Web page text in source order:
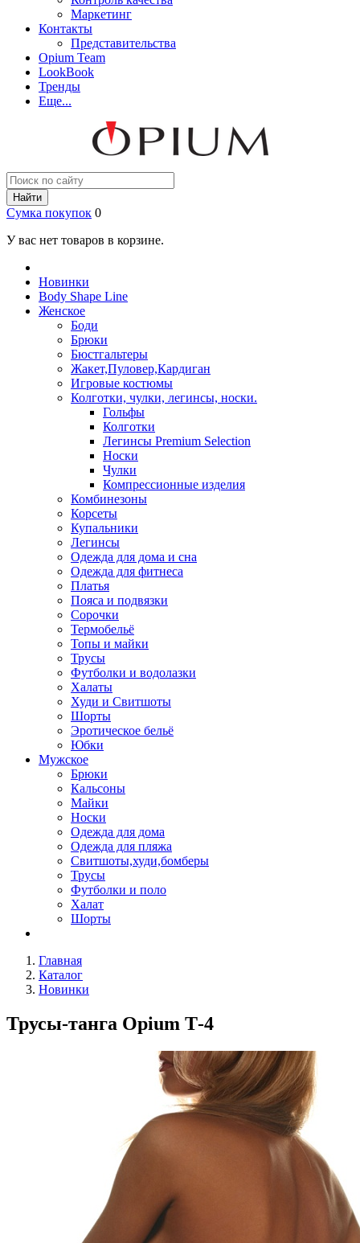
Маркетинг
Контакты
Представительства
Opium Team
LookBook
Тренды
Еще...
Найти
Сумка покупок 0
У вас нет товаров в корзине.
Новинки
Body Shape Line
Женское
Боди
Брюки
Бюстгальтеры
Жакет,Пуловер,Кардиган
Игровые костюмы
Колготки, чулки, легинсы, носки.
Гольфы
Колготки
Легинсы Premium Selection
Носки
Чулки
Компрессионные изделия
Комбинезоны
Корсеты
Купальники
Легинсы
Одежда для дома и сна
Одежда для фитнеса
Платья
Пояса и подвязки
Сорочки
Термобельё
Топы и майки
Трусы
Футболки и водолазки
Халаты
Худи и Свитшоты
Шорты
Эротическое бельё
Юбки
Мужское
Брюки
Кальсоны
Майки
Носки
Одежда для дома
Одежда для пляжа
Свитшоты,худи,бомберы
Трусы
Футболки и поло
Халат
Шорты
Главная
Каталог
Новинки
Трусы-танга Opium Т-4